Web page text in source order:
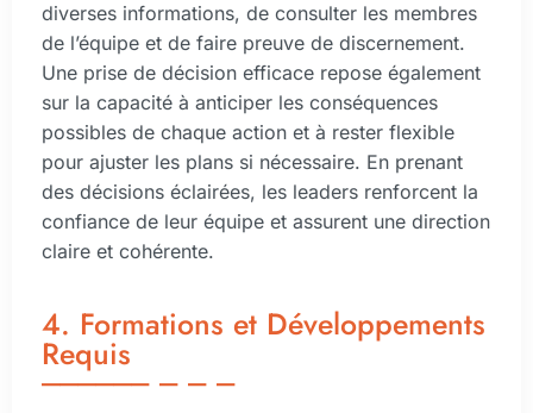
diverses informations, de consulter les membres
de l’équipe et de faire preuve de discernement.
Une prise de décision efficace repose également
sur la capacité à anticiper les conséquences
possibles de chaque action et à rester flexible
pour ajuster les plans si nécessaire. En prenant
des décisions éclairées, les leaders renforcent la
confiance de leur équipe et assurent une direction
claire et cohérente.
4. Formations et Développements
Requis